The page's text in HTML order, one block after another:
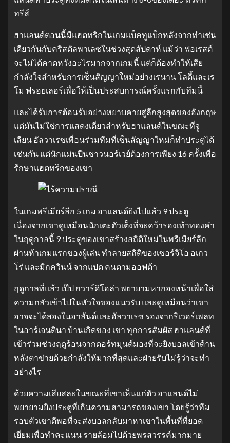
ทรีส์
ฮาแลนด์ตอนนี้มีแฮตทริกในเกมแบ็คทูแบ็กหลังจากทำเช่น
เดียวกันกับคริสตัลพาเลซในช่วงสุดสัปดาห์ แม้ว่า ฟอเรสต์
จะไม่ได้คาดหวังอะไรมากจากเกมนี้ แต่ก็ต้องทำให้เสีย
กำลังใจสำหรับการเซ็นสัญญาใหม่อย่างเรนาน โลดี้และเร
โม ฟรอยเลอร์เพื่อให้เป็นประสบการณ์ครั้งแรกกับทีมนี้
และได้รับการต้อนรับอย่างหยาบคายสู่ลีกสูงสุดของอังกฤษ
แต่มันไม่ใช่การแสดงเดี่ยวสำหรับฮาแลนด์ในขณะที่จู
เลียน อัลวาเรซเพื่อนร่วมทีมที่เซ็นสัญญาใหม่ก็ทำประตูได้
เช่นกัน แต่นักแม่นปืนชาวนอร์เวย์ต้องการเพียง 16 ครั้งเพื่อ
รักษาแฮตทริกของเขา
ในเกมพรีเมียร์ลีก 5 เกม ฮาแลนด์ยิงไปแล้ว 9 ประตู
เนื่องจากเขาดูเหมือนนักเตะตัวเต็งที่จะคว้ารองเท้าทองคำ
ในฤดูกาลนี้ 9 ประตูของเขาสร้างสถิติใหม่ในพรีเมียร์ลีก
ผ่านห้าเกมแรกของผู้เล่น ทำลายสถิติของเซอร์จิโอ อเกว
โร่ และมิกควินน์ จากแปด คนตามออฟต้า
ฤดูกาลที่แล้ว เป๊ป กวาร์ดิโอล่า พยายามหากองหน้าเพื่อใส่
ความกลัวเข้าไปในหัวใจของแนวรับ และดูเหมือนว่าเขา
อาจจะได้สองในฮาลันด์และอัลวาเรซ รองจากริเวอร์เพลท
ในอาร์เจนตินา บ้านเกิดของ เขา ทุกการสัมผัส ฮาแลนด์ที่
เข้าร่วมช่วงฤดูร้อนจากดอร์ทมุนด์มองที่จะยิงบอลเข้าด้าน
หลังตาข่ายด้วยกำลังให้มากที่สุดและฝ่ายรับไม่รู้ว่าจะทำ
อย่างไร
ด้วยความเสียสละในขณะที่เขาเห็นแก่ตัว ฮาแลนด์ไม่
พยายามยิงประตูที่เกินความสามารถของเขา โดยรู้ว่าทีม
รอบตัวเขาดีพอที่จะส่งบอลกลับมาหาเขาในพื้นที่ที่ยอด
เยี่ยมเพื่อทำคะแนน รายล้อมไปด้วยพรสวรรค์มากมาย